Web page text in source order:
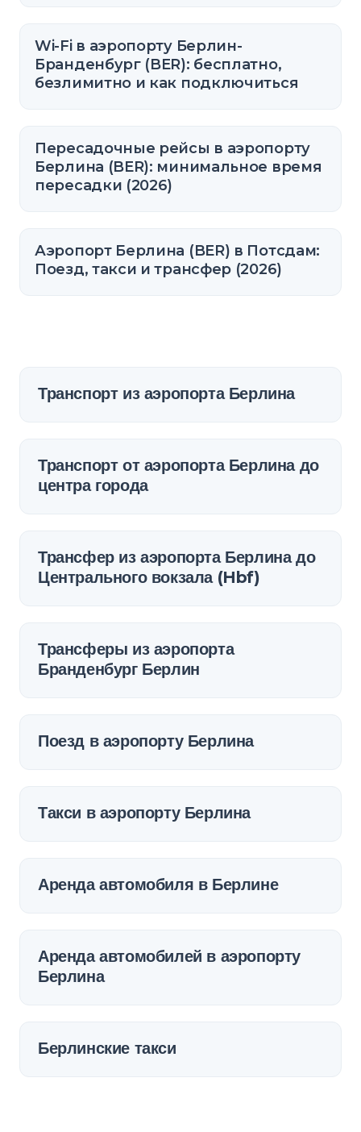
Wi-Fi в аэропорту Берлин-
Бранденбург (BER): бесплатно,
безлимитно и как подключиться
Пересадочные рейсы в аэропорту
Берлина (BER): минимальное время
пересадки (2026)
Аэропорт Берлина (BER) в Потсдам:
Поезд, такси и трансфер (2026)
Транспорт из аэропорта Берлина
Транспорт от аэропорта Берлина до
центра города
Трансфер из аэропорта Берлина до
Центрального вокзала (Hbf)
Трансферы из аэропорта
Бранденбург Берлин
Поезд в аэропорту Берлина
Такси в аэропорту Берлина
Аренда автомобиля в Берлине
Аренда автомобилей в аэропорту
Берлина
Берлинские такси